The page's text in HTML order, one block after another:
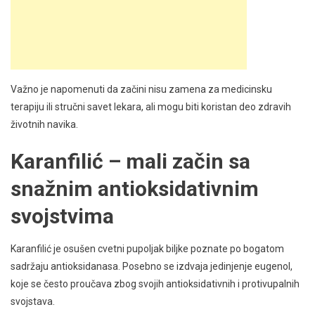
Važno je napomenuti da začini nisu zamena za medicinsku
terapiju ili stručni savet lekara, ali mogu biti koristan deo zdravih
životnih navika.
Karanfilić – mali začin sa
snažnim antioksidativnim
svojstvima
Karanfilić je osušen cvetni pupoljak biljke poznate po bogatom
sadržaju antioksidanasa. Posebno se izdvaja jedinjenje eugenol,
koje se često proučava zbog svojih antioksidativnih i protivupalnih
svojstava.